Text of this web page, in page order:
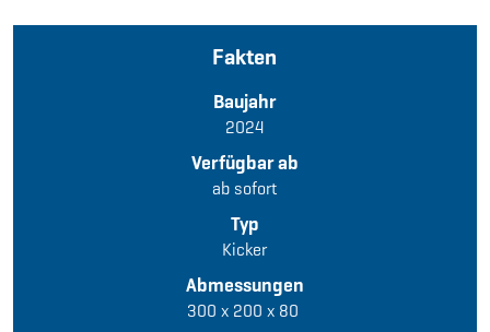
Fakten
Baujahr
2024
Verfügbar ab
ab sofort
Typ
Kicker
Abmessungen
300 x 200 x 80